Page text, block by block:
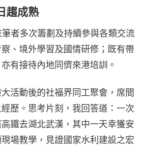
趨成熟
者多次籌劃及持續參與各類交流
、境外學習及國情研修；既有帶
有接待內地同儕來港培訓。
活動後的社福界同工聚會，席間
歷。思考片刻，我回答道：一次
鐵去湖北武漢，其中一天幸獲安
場教學，見證國家水利建設之宏